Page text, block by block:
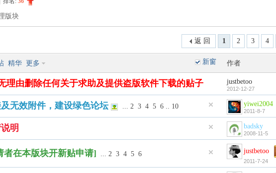
版块
1 2 3 4
返 回
新窗
精华 更多 作者
理由删除任何关于求助及提供盗版软件下载的贴子 justbetoo
2012-12-27
无效附件，建设绿色论坛 ... 2 3 4 5 6 .. 10 yiwei2004
2011-8-7
明 badsky
2008-11-5
者在本版块开新贴申请] ... 2 3 4 5 6 justbetoo
2011-7-24